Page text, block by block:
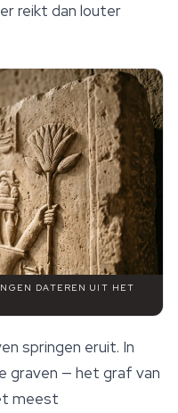
reikt dan louter
DATEREN UIT HET
springen eruit. In
graven — het graf van
meest